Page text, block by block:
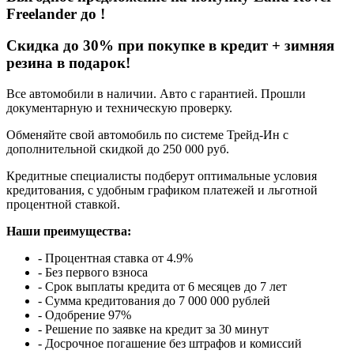
Freelander до !
Cкидка до 30% при покупке в кредит + зимняя
резина в подарок!
Все автомобили в наличии. Авто с гарантией. Прошли
документарную и техническую проверку.
Обменяйте свой автомобиль по системе Трейд-Ин с
дополнительной скидкой до 250 000 руб.
Кредитные специалисты подберут оптимальные условия
кредитования, с удобным графиком платежей и льготной
процентной ставкой.
Наши преимущества:
- Процентная ставка от 4.9%
- Без первого взноса
- Срок выплаты кредита от 6 месяцев до 7 лет
- Сумма кредитования до 7 000 000 рублей
- Одобрение 97%
- Решение по заявке на кредит за 30 минут
- Досрочное погашение без штрафов и комиссий